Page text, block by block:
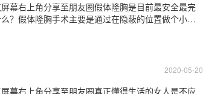
幕右上角分享至朋友圈假体隆胸是目前最安全最完
？假体隆胸手术主要是通过在隐蔽的位置做个小切
2020-05-20
幕右上角分享至朋友圈真正懂得生活的女人是不应